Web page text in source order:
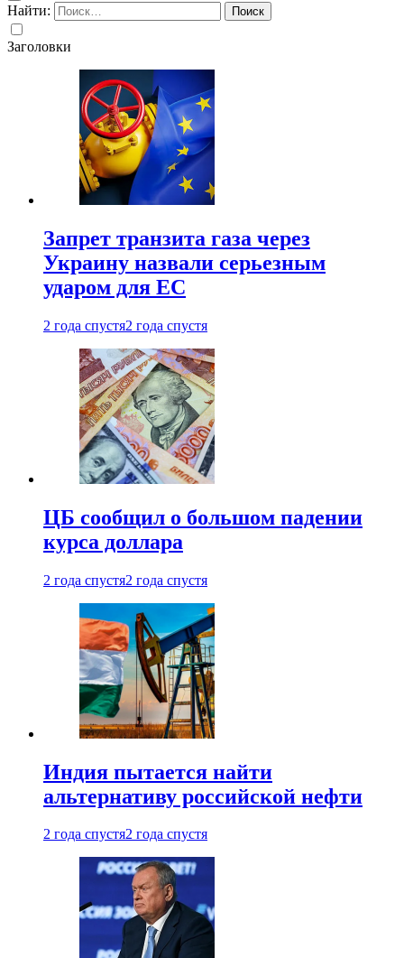
Найти:
Заголовки
Запрет транзита газа через
Украину назвали серьезным
ударом для ЕС
2 года спустя2 года спустя
ЦБ сообщил о большом падении
курса доллара
2 года спустя2 года спустя
Индия пытается найти
альтернативу российской нефти
2 года спустя2 года спустя